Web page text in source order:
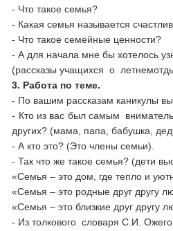
- Что такое семья?
- Какая семья называется
- Что такое семейные ценности?
- А для начала мне бы хотелось
(рассказы учащихся о
3. Работа по теме.
- По вашим рассказам каникулы
- Кто из вас был самым
других? (мама, папа, бабушка,
- А кто это? (Это члены семьи).
- Так что же такое семья? (дети
«Семья – это дом, где тепло и
«Семья – это родные друг другу
«Семья – это близкие друг другу
- Из толкового словаря С.И.